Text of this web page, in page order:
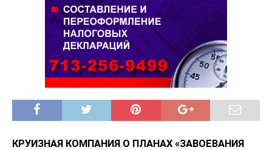
КРУИЗНАЯ КОМПАНИЯ О ПЛАНАХ «ЗАВОЕВАНИЯ